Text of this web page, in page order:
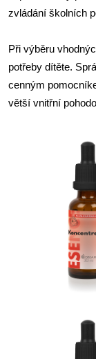
zvládání školních
Při výběru
potřeby dítěte.
cenným
větší vnitřní